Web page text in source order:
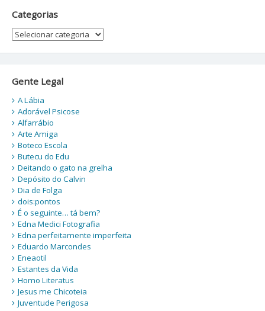
Categorias
Categorias
Gente Legal
A Lábia
Adorável Psicose
Alfarrábio
Arte Amiga
Boteco Escola
Butecu do Edu
Deitando o gato na grelha
Depósito do Calvin
Dia de Folga
dois:pontos
É o seguinte… tá bem?
Edna Medici Fotografia
Edna perfeitamente imperfeita
Eduardo Marcondes
Eneaotil
Estantes da Vida
Homo Literatus
Jesus me Chicoteia
Juventude Perigosa